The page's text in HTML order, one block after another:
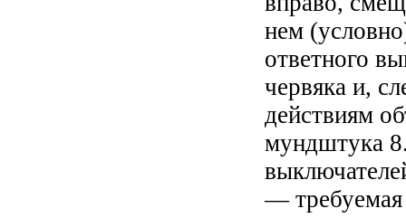
нем
ответного
червяка и,
действиям
мундштука
— требуемая